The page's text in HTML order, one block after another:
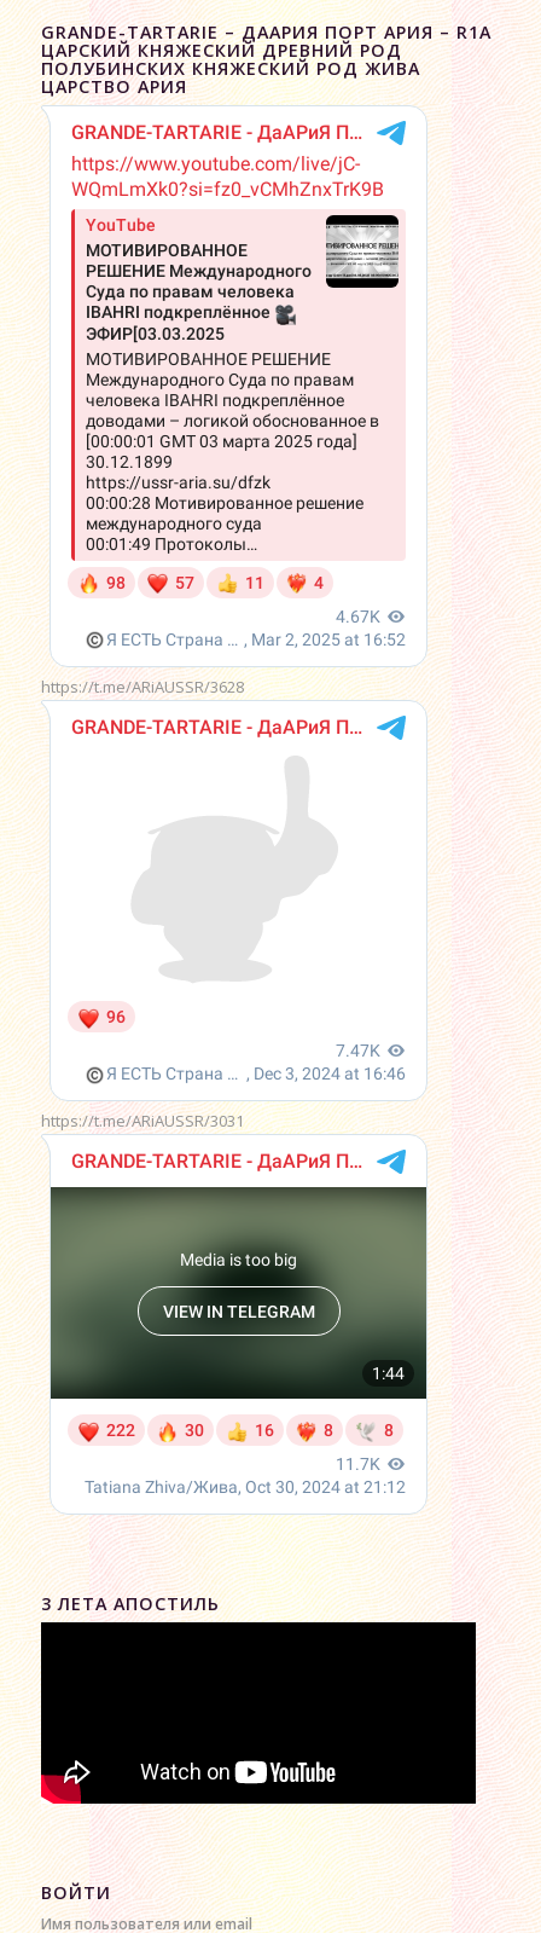
GRANDE-TARTARIE – ДААРИЯ ПОРТ АРИЯ – R1A
ЦАРСКИЙ КНЯЖЕСКИЙ ДРЕВНИЙ РОД
ПОЛУБИНСКИХ КНЯЖЕСКИЙ РОД ЖИВА
ЦАРСТВО АРИЯ
https://t.me/ARiAUSSR/3628
https://t.me/ARiAUSSR/3031
3 ЛЕТА АПОСТИЛЬ
ВОЙТИ
Имя пользователя или email